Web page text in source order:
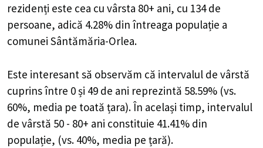
rezidenți este cea cu vârsta 80+ ani, cu 134 de
persoane, adică 4.28% din întreaga populație a
comunei Sântămăria-Orlea.
Este interesant să observăm că intervalul de vârstă
cuprins între 0 și 49 de ani reprezintă 58.59% (vs.
60%, media pe toată țara). În același timp, intervalul
de vârstă 50 - 80+ ani constituie 41.41% din
populație, (vs. 40%, media pe țară).